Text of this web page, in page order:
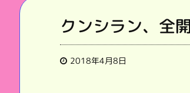
クンシラン、全
2018年4月8日